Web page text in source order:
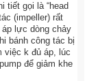
tiết gọi là “head
(impeller) rất
áp lực dòng chảy
bánh công tác bị
việc k đủ áp, lúc
để giảm khe